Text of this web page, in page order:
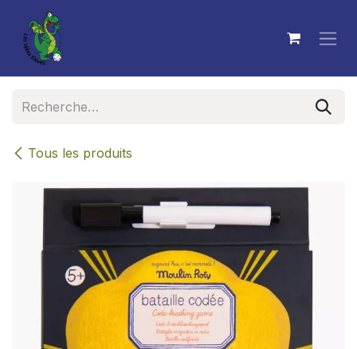
Se rendre au contenu
Tous les produits